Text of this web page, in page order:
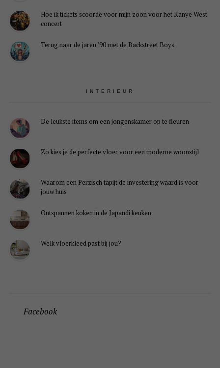
Hoe ik tickets scoorde voor mijn zoon voor het Kanye West
concert
Terug naar de jaren ’90 met de Backstreet Boys
INTERIEUR
De leukste items om een jongenskamer op te fleuren
Zo kies je de perfecte vloer voor een moderne woonstijl
Waarom een Perzisch tapijt de investering waard is voor
jouw huis
Ontspannen koken in de Japandi keuken
Welk vloerkleed past bij jou?
Facebook